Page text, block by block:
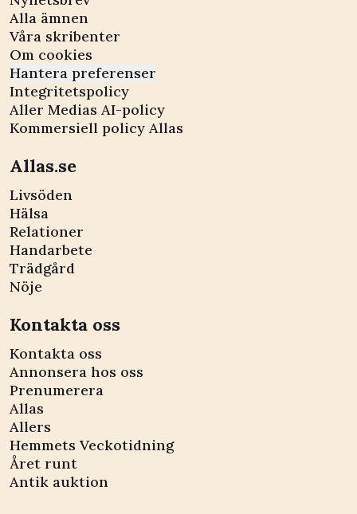
Alla ämnen
Våra skribenter
Om cookies
Hantera preferenser
Integritetspolicy
Aller Medias AI-policy
Kommersiell policy Allas
Allas.se
Livsöden
Hälsa
Relationer
Handarbete
Trädgård
Nöje
Kontakta oss
Kontakta oss
Annonsera hos oss
Prenumerera
Allas
Allers
Hemmets Veckotidning
Året runt
Antik auktion